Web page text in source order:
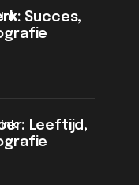
Succes,
Leeftijd,